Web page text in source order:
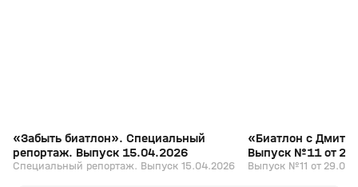
«Забыть биатлон». Специальный
репортаж. Выпуск 15.04.2026
Специальный репортаж. Выпуск 15.04.2026
«Биатлон с
Выпуск №11 от
Выпуск №11 от